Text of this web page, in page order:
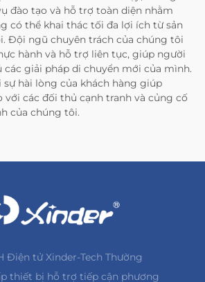
đào tạo và hỗ trợ toàn diện nhằm
có thể khai thác tối đa lợi ích từ sản
Đội ngũ chuyên trách của chúng tôi
hành và hỗ trợ liên tục, giúp người
giải pháp di chuyển mới của mình.
sự hài lòng của khách hàng giúp
các đối thủ cạnh tranh và củng cố
của chúng tôi.
Điện tử Xinder-Tech Thường
thiết bị hỗ trợ tiếp cận phương